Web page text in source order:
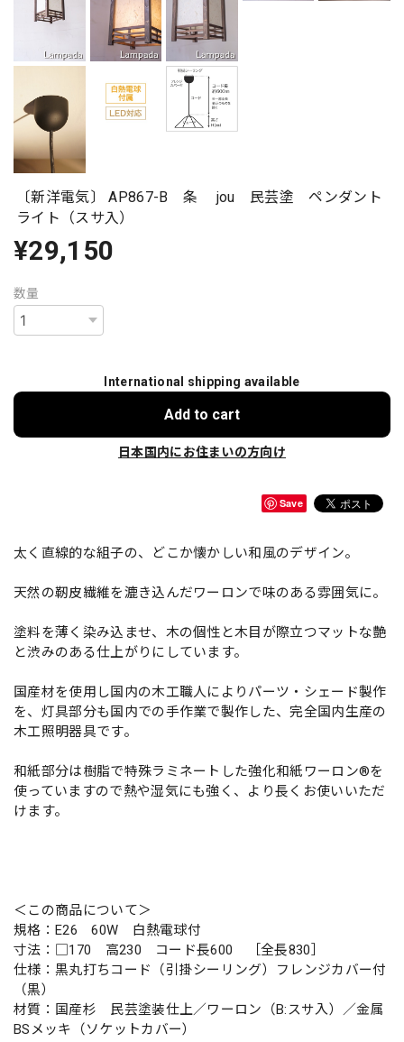
〔新洋電気〕 AP867-B 条 jou 民芸塗 ペンダント
ライト（スサ入）
¥29,150
数量
International shipping available
Add to cart
日本国内にお住まいの方向け
Save
太く直線的な組子の、どこか懐かしい和風のデザイン。
天然の靭皮繊維を漉き込んだワーロンで味のある雰囲気に。
塗料を薄く染み込ませ、木の個性と木目が際立つマットな艶
と渋みのある仕上がりにしています。
国産材を使用し国内の木工職人によりパーツ・シェード製作
を、灯具部分も国内での手作業で製作した、完全国内生産の
木工照明器具です。
和紙部分は樹脂で特殊ラミネートした強化和紙ワーロン®を
使っていますので熱や湿気にも強く、より長くお使いいただ
けます。
＜この商品について＞
規格：E26 60W 白熱電球付
寸法：□170 高230 コード長600 ［全長830］
仕様：黒丸打ちコード（引掛シーリング）フレンジカバー付
（黒）
材質：国産杉 民芸塗装仕上／ワーロン（B:スサ入）／金属
BSメッキ（ソケットカバー）